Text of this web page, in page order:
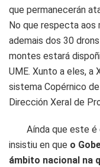
que permanecerán
No que respecta
ademais dos 30
montes estará
UME. Xunto a eles, a
sistema Copérnico
Dirección Xeral de
Aínda que este é
insistiu en que o
ámbito nacional na